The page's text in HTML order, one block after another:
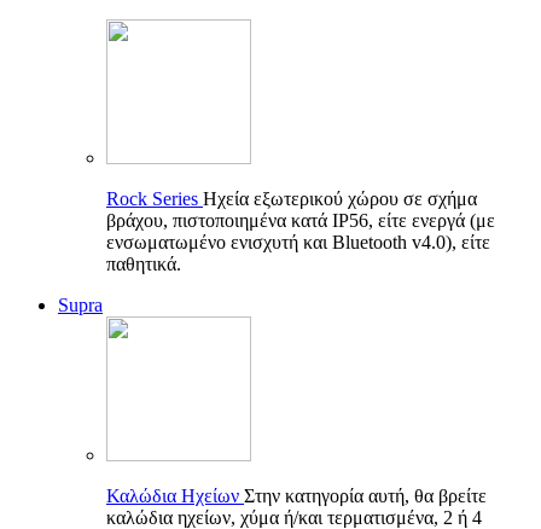
Rock Series Ηχεία εξωτερικού χώρου σε σχήμα
βράχου, πιστοποιημένα κατά IP56, είτε ενεργά (με
ενσωματωμένο ενισχυτή και Bluetooth v4.0), είτε
παθητικά.
Supra
Καλώδια Ηχείων Στην κατηγορία αυτή, θα βρείτε
καλώδια ηχείων, χύμα ή/και τερματισμένα, 2 ή 4